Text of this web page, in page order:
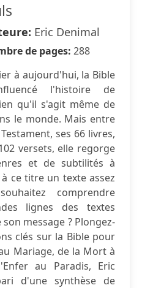
Eric Denimal
de pages: 288
à aujourd'hui, la Bible
l'histoire de
qu'il s'agit même de
le monde. Mais entre
ses 66 livres,
versets, elle regorge
et de subtilités à
ce titre un texte assez
comprendre
lignes des textes
message ? Plongez-
clés sur la Bible pour
Mariage, de la Mort à
au Paradis, Eric
d'une synthèse de